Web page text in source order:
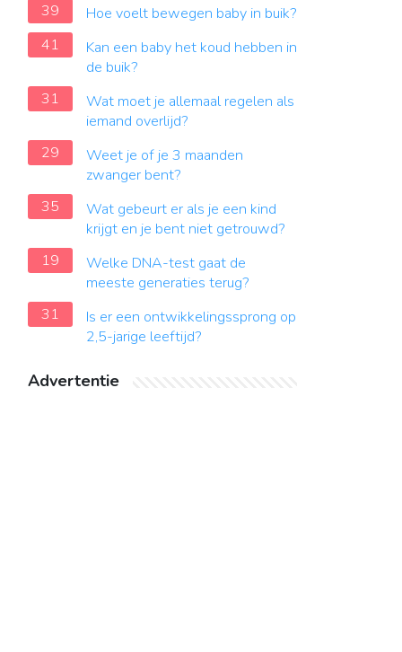
39
Hoe voelt bewegen baby in buik?
41
Kan een baby het koud hebben in
de buik?
31
Wat moet je allemaal regelen als
iemand overlijd?
29
Weet je of je 3 maanden
zwanger bent?
35
Wat gebeurt er als je een kind
krijgt en je bent niet getrouwd?
19
Welke DNA-test gaat de
meeste generaties terug?
31
Is er een ontwikkelingssprong op
2,5-jarige leeftijd?
Advertentie